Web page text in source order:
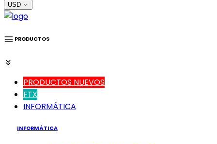
USD
PRODUCTOS
PRODUCTOS NUEVOS
FTX
INFORMÁTICA
INFORMÁTICA